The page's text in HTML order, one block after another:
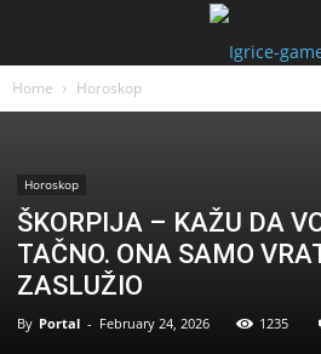
Home Horoskop
Horoskop
ŠKORPIJA – KAŽU DA
TAČNO. ONA SAMO
ZASLUŽIO
By Portal - February 24, 2026 1235